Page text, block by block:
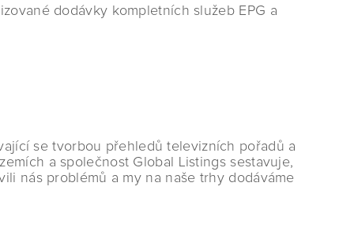
dodávky kompletních služeb EPG a
se tvorbou přehledů televizních pořadů a
a společnost Global Listings sestavuje,
nás problémů a my na naše trhy dodáváme